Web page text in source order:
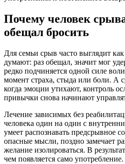
Почему человек
обещал бросить
Для семьи срыв часто выглядит
думают: раз обещал, значит мог
редко подчиняется одной силе
момент страха, стыда или боли. А
когда эмоции утихают, контроль
привычки снова начинают
Лечение зависимых без
человека один на один с
умеет распознавать предсрывное
опасные мысли, поздно замечает
желание изолироваться. В
чем появляется само употребление.